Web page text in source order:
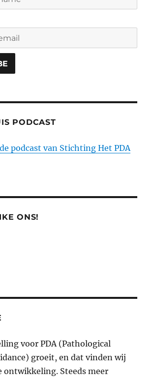
PODCAST
de podcast van Stichting Het PDA
ONS!
voor PDA (Pathological
groeit, en dat vinden wij
ontwikkeling. Steeds meer